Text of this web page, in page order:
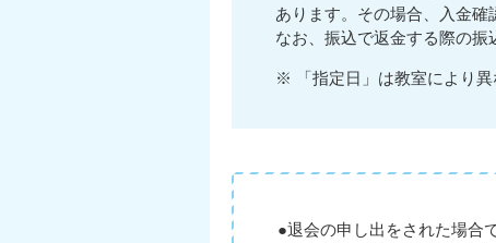
あります。その場合、入金確
なお、振込で返金する際の振
※ 「指定日」は教室により異
●退会の申し出をされた場合